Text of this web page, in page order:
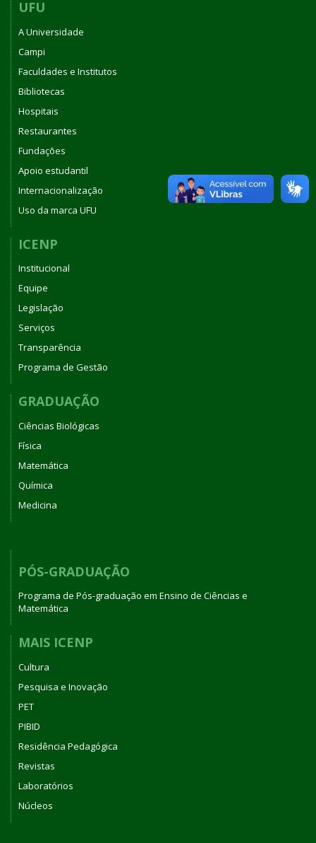
UFU
A Universidade
Campi
Faculdades e Institutos
Bibliotecas
Hospitais
Restaurantes
Fundações
Apoio estudantil
Internacionalização
Uso da marca UFU
ICENP
Institucional
Equipe
Legislação
Serviços
Transparência
Programa de Gestão
GRADUAÇÃO
Ciências Biológicas
Física
Matemática
Química
Medicina
PÓS-GRADUAÇÃO
Programa de Pós-graduação em Ensino de Ciências e
Matemática
MAIS ICENP
Cultura
Pesquisa e Inovação
PET
PIBID
Residência Pedagógica
Revistas
Laboratórios
Núcleos